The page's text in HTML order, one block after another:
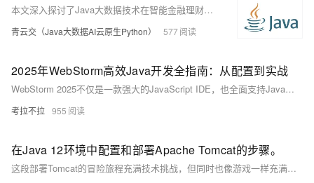
本文深入探讨了Java大数据技术在智能金融理财产品风险评估与个性化配置中的关键应用。通过高效的数据采集、存储与分析，Java大数据技术助力金融机构实现精准风险评估与个性化推荐，提升投资收益并降低风险。
青云交（Java大数据AI云原生Python） 577
2025年WebStorm高效Java开发全指南：从配置到实战
WebStorm 2025不仅是一款强大的JavaScript IDE，也全面支持Java开发。本文详解其AI辅助编程、Java特性增强及性能优化，并提供环境配置、高效开发技巧与实战案例，助你打造流畅的全栈开发体验。
考拉不拉 955
在Java 12环境中配置和部署Apache Tomcat的步骤。
这段部署Tomcat的冒险旅程充满技术挑战，但同时也像游戏一样充满乐趣。它需要你提前准备，仔细执行，并随时准备解决意外情况。成功后，你就可以在这匹强壮的网络野马上，带着你的Java应用，冲向Web开发的璀璨星空。